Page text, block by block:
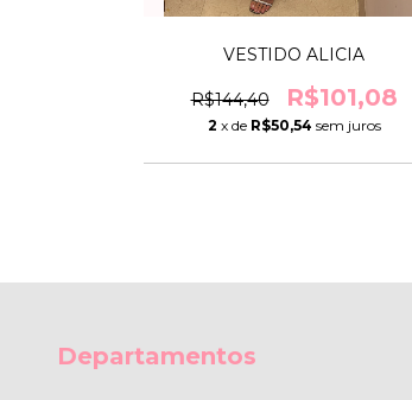
VESTIDO ALICIA
R$144,40 R$101,08
2 x de R$50,54 sem juros
Departamentos